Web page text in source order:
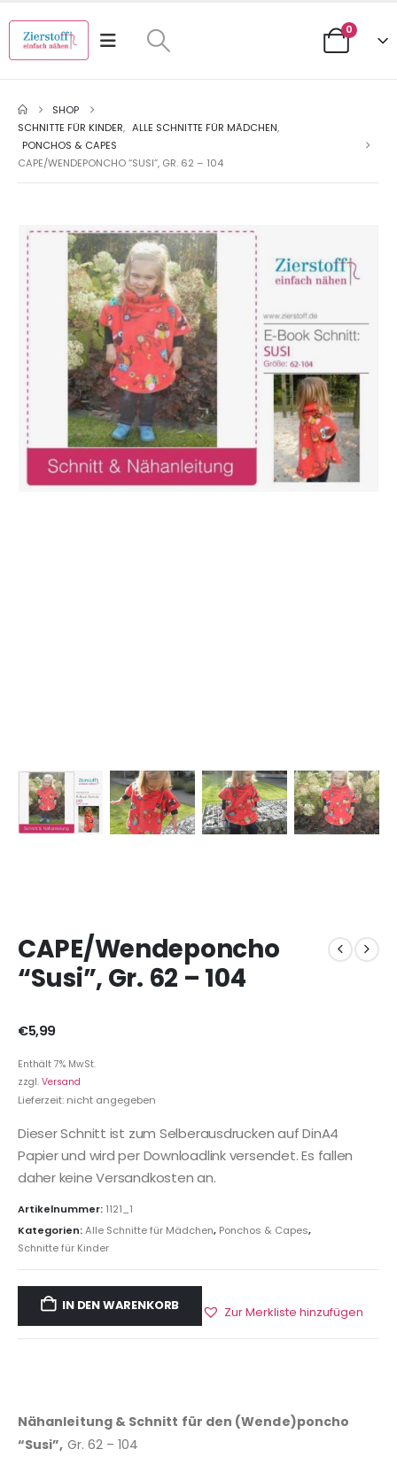
0
SHOP
SCHNITTE FÜR KINDER, ALLE SCHNITTE FÜR MÄDCHEN,
PONCHOS & CAPES
CAPE/WENDEPONCHO “SUSI”, GR. 62 – 104
CAPE/Wendeponcho
“Susi”, Gr. 62 – 104
€5,99
Enthält 7% MwSt.
zzgl. Versand
Lieferzeit: nicht angegeben
Dieser Schnitt ist zum Selberausdrucken auf DinA4
Papier und wird per Downloadlink versendet. Es fallen
daher keine Versandkosten an.
Artikelnummer: 1121_1
Kategorien:Alle Schnitte für Mädchen, Ponchos & Capes,
Schnitte für Kinder
IN DEN WARENKORB Zur Merkliste hinzufügen
Nähanleitung & Schnitt für den (Wende)poncho
“Susi”, Gr. 62 – 104